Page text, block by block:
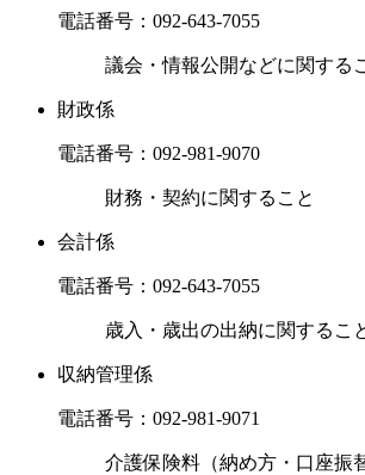
電話番号： 092-643-7055
議会・情報公開などに関する
財政係
電話番号： 092-981-9070
財務・契約に関すること
会計係
電話番号： 092-643-7055
歳入・歳出の出納に関するこ
収納管理係
電話番号： 092-981-9071
介護保険料（納め方・口座振